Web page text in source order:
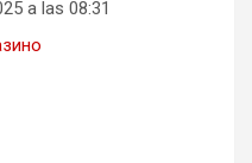
a las 08:31